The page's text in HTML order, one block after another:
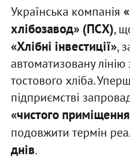
Українська компанія
хлібозавод» (ПСХ),
«Хлібні інвестиції»,
автоматизовану
тостового хліба.
підприємстві
«чистого
подовжити термін
днів.